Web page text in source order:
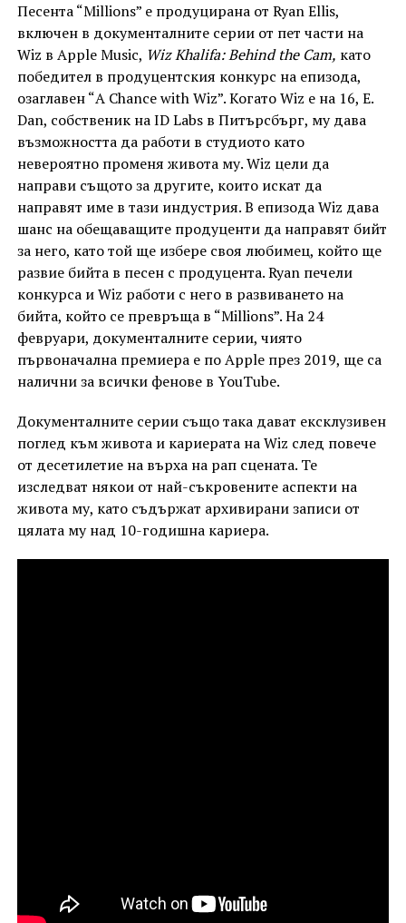
Песента “Millions” е продуцирана от Ryan Ellis,
включен в документалните серии от пет части на
Wiz в Apple Music, Wiz Khalifa: Behind the Cam, като
победител в продуцентския конкурс на епизода,
озаглавен “A Chance with Wiz”. Когато Wiz е на 16, E.
Dan, собственик на ID Labs в Питърсбърг, му дава
възможността да работи в студиото като
невероятно променя живота му. Wiz цели да
направи същото за другите, които искат да
направят име в тази индустрия. В епизода Wiz дава
шанс на обещаващите продуценти да направят бийт
за него, като той ще избере своя любимец, който ще
развие бийта в песен с продуцента. Ryan печели
конкурса и Wiz работи с него в развиването на
бийта, който се превръща в “Millions”. На 24
февруари, документалните серии, чиято
първоначална премиера е по Apple през 2019, ще са
налични за всички фенове в YouTube.
Документалните серии също така дават ексклузивен
поглед към живота и кариерата на Wiz след повече
от десетилетие на върха на рап сцената. Те
изследват някои от най-съкровените аспекти на
живота му, като съдържат архивирани записи от
цялата му над 10-годишна кариера.